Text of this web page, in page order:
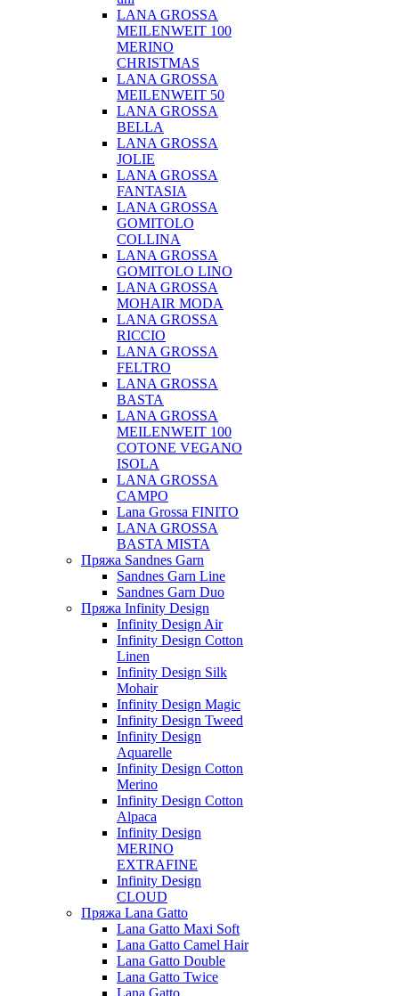
LANA GROSSA
MEILENWEIT 100
MERINO
CHRISTMAS
LANA GROSSA
MEILENWEIT 50
LANA GROSSA
BELLA
LANA GROSSA
JOLIE
LANA GROSSA
FANTASIA
LANA GROSSA
GOMITOLO
COLLINA
LANA GROSSA
GOMITOLO LINO
LANA GROSSA
MOHAIR MODA
LANA GROSSA
RICCIO
LANA GROSSA
FELTRO
LANA GROSSA
BASTA
LANA GROSSA
MEILENWEIT 100
COTONE VEGANO
ISOLA
LANA GROSSA
CAMPO
Lana Grossa FINITO
LANA GROSSA
BASTA MISTA
Пряжа Sandnes Garn
Sandnes Garn Line
Sandnes Garn Duo
Пряжа Infinity Design
Infinity Design Air
Infinity Design Cotton
Linen
Infinity Design Silk
Mohair
Infinity Design Magic
Infinity Design Tweed
Infinity Design
Aquarelle
Infinity Design Cotton
Merino
Infinity Design Cotton
Alpaca
Infinity Design
MERINO
EXTRAFINE
Infinity Design
CLOUD
Пряжа Lana Gatto
Lana Gatto Maxi Soft
Lana Gatto Camel Hair
Lana Gatto Double
Lana Gatto Twice
Lana Gatto